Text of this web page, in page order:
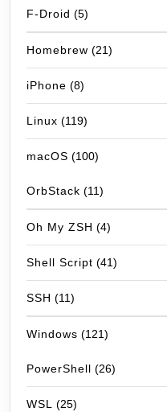
F-Droid (5)
Homebrew (21)
iPhone (8)
Linux (119)
macOS (100)
OrbStack (11)
Oh My ZSH (4)
Shell Script (41)
SSH (11)
Windows (121)
PowerShell (26)
WSL (25)